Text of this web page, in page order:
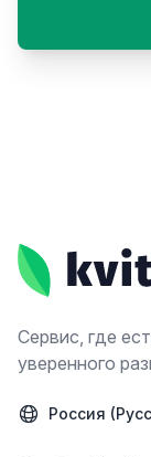
Сервис, где
уверенного
Россия